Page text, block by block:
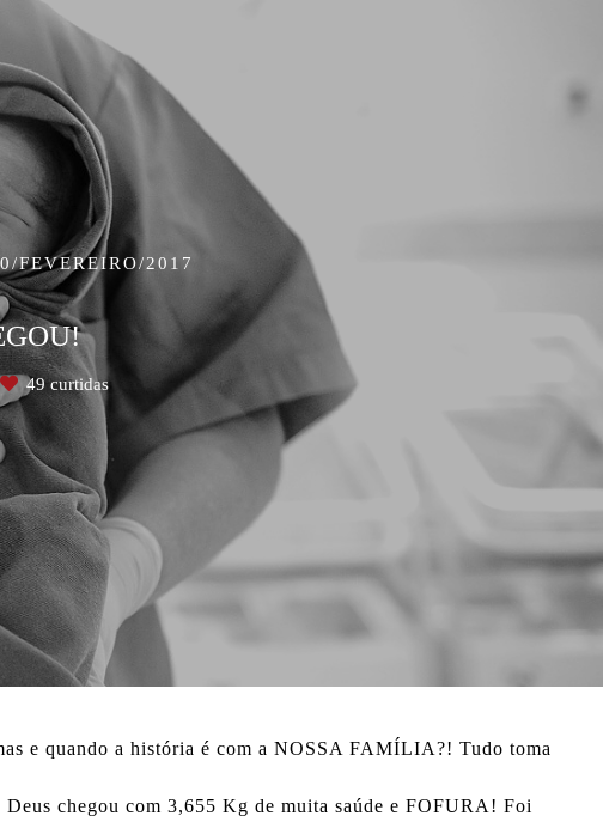
FEVEREIRO/2017
49curtidas
e quando a história é com a NOSSA FAMÍLIA?! Tudo toma
Deus chegou com 3,655 Kg de muita saúde e FOFURA! Foi